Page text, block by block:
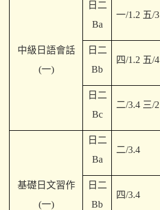
中級日語會話
(一)
日二
Ba
一/1.2 五/3
日二
Bb
四/1.2 五/4
日二
Bc
二/3.4 三/2
基礎日文習作
(一)
日二
Ba
二/3.4
日二
Bb
四/3.4